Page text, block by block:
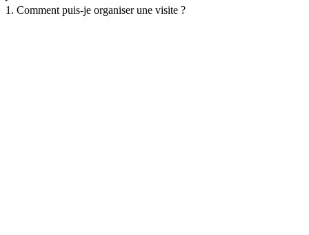
1. Comment puis-je organiser une visite ?